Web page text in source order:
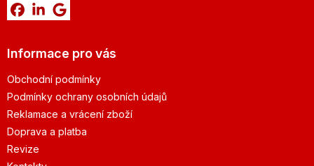
Informace pro vás
Obchodní podmínky
Podmínky ochrany osobních údajů
Reklamace a vrácení zboží
Doprava a platba
Revize